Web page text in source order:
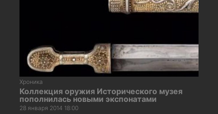
Хроника
Коллекция оружия Исторического музея
пополнилась новыми экспонатами
28 января 2014 18:00